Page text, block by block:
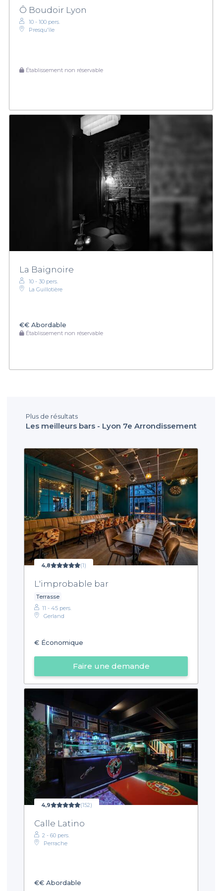
Ô Boudoir Lyon
10 - 100 pers.
Presqu'île
Établissement non réservable
La Baignoire
10 - 30 pers.
La Guillotière
€€ Abordable
Établissement non réservable
Plus de résultats
Les meilleurs bars - Lyon 7e Arrondissement
4,8 (1)
L'improbable bar
Terrasse
11 - 45 pers.
Gerland
€ Économique
Faire une demande
4,9 (152)
Calle Latino
2 - 60 pers.
Perrache
€€ Abordable